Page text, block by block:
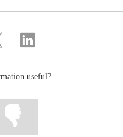
Share
on
useful?